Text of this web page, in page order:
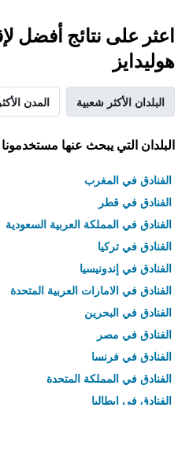
اعثر على نتائج أفضل
هوليدايز
البلدان الأكثر شعبية المدن
البلدان التي يبحث عنها مستخدمونا
الفنادق في المغرب
الفنادق في قطر
الفنادق في المملكة العربية السعودية
الفنادق في تركيا
الفنادق في إندونيسيا
الفنادق في الامارات العربية المتحدة
الفنادق في البحرين
الفنادق في مصر
الفنادق في فرنسا
الفنادق في المملكة المتحدة
الفنادق في إيطاليا